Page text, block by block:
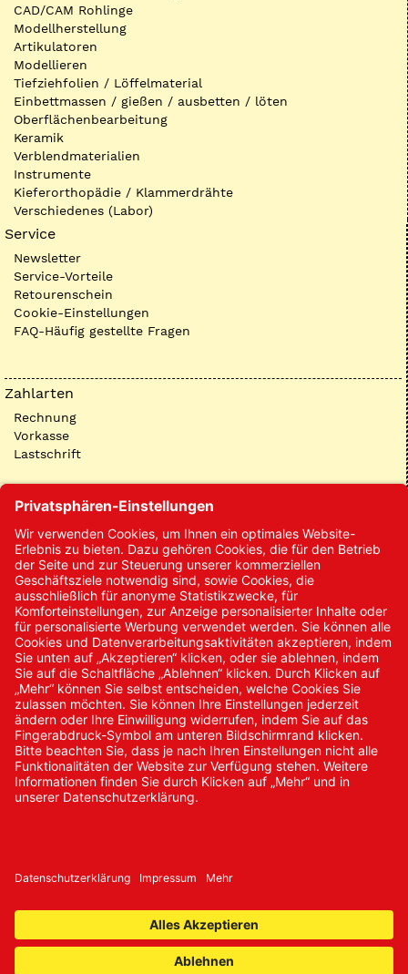
CAD/CAM Rohlinge
Modellherstellung
Artikulatoren
Modellieren
Tiefziehfolien / Löffelmaterial
Einbettmassen / gießen / ausbetten / löten
Oberflächenbearbeitung
Keramik
Verblendmaterialien
Instrumente
Kieferorthopädie / Klammerdrähte
Verschiedenes (Labor)
Service
Newsletter
Service-Vorteile
Retourenschein
Cookie-Einstellungen
FAQ-Häufig gestellte Fragen
Zahlarten
Rechnung
Vorkasse
Lastschrift
Kontakt
Kontakt/Anfrage
Neukundenanmeldung
Kennwort vergessen
Bestellungen
Sendung verfolgen
© 2024 Promed Vertriebsgesellschaft mbH | Alle Rechte
* Alle Preise zzgl. gesetzlicher Mehrwertsteuer